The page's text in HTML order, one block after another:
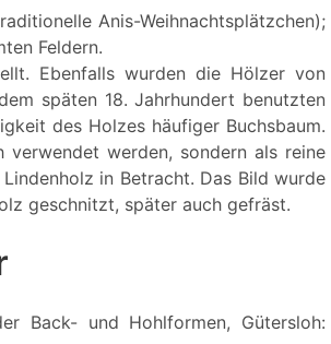
Anis-Weihnachtsplätzchen);
Feldern.
Ebenfalls wurden die Hölzer von
späten 18. Jahrhundert benutzten
des Holzes häufiger Buchsbaum.
werden, sondern als reine
in Betracht. Das Bild wurde
geschnitzt, später auch gefräst.
Back- und Hohlformen, Gütersloh: